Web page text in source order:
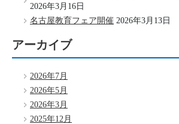
2026年3月16日
名古屋教育フェア開催 2026年3月13日
アーカイブ
2026年7月
2026年5月
2026年3月
2025年12月